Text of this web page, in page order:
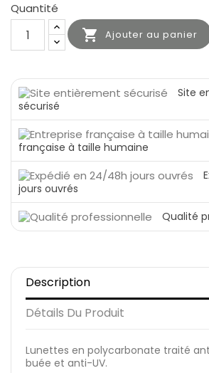
Quantité
 Ajouter au panier
Site
sécurisé
française à taille humaine
jours ouvrés
Qualité
Description
Détails Du Produit
Lunettes en polycarbonate traité
buée et anti-UV.